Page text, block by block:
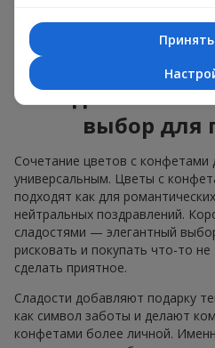
цветы с конфетами —
Коробка с
сладостями —
выбор для
Сочетание цветов с конфетами
универсальным. Цветы с
подходят как для
нейтральных поздравлений.
сладостями — элегантный
рисковать и покупать что-то
сделать приятное.
Сладости добавляют подарку
как символ заботы и делают
конфетами более личной.